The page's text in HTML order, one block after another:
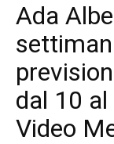
Ada
dal 10
Video